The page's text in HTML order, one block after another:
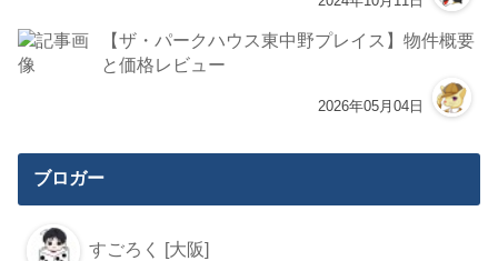
【ザ・パークハウス東中野プレイス】物件概要
と価格レビュー
2026年05月04日
ブロガー
すごろく [大阪]